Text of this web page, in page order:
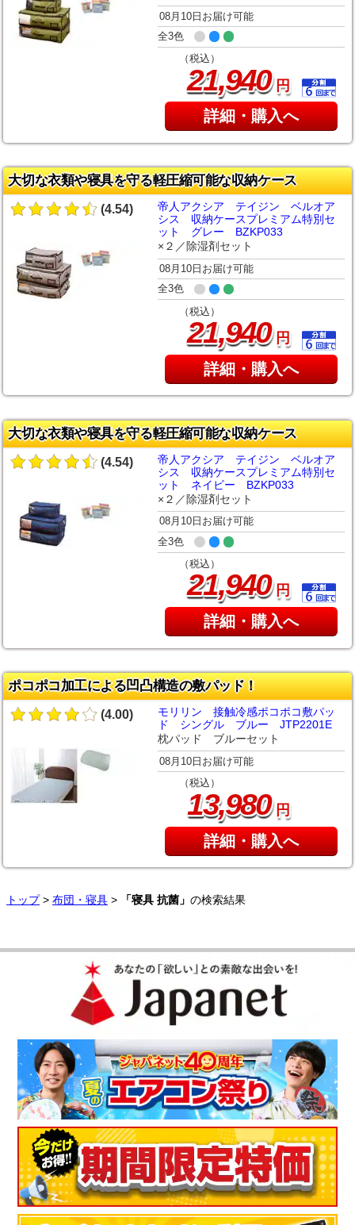
08月10日お届け可能
全3色
（税込）
21,940円
詳細・購入へ
大切な衣類や寝具を守る軽圧縮可能な収納ケース
(4.54)
帝人アクシア テイジン ベルオア
シス 収納ケースプレミアム特別セ
ット グレー BZKP033
×２／除湿剤セット
08月10日お届け可能
全3色
（税込）
21,940円
詳細・購入へ
大切な衣類や寝具を守る軽圧縮可能な収納ケース
(4.54)
帝人アクシア テイジン ベルオア
シス 収納ケースプレミアム特別セ
ット ネイビー BZKP033
×２／除湿剤セット
08月10日お届け可能
全3色
（税込）
21,940円
詳細・購入へ
ポコポコ加工による凹凸構造の敷パッド！
(4.00)
モリリン 接触冷感ポコポコ敷パッ
ド シングル ブルー JTP2201E
枕パッド ブルーセット
08月10日お届け可能
（税込）
13,980円
詳細・購入へ
トップ> 布団・寝具 > 「寝具 抗菌」 の検索結果